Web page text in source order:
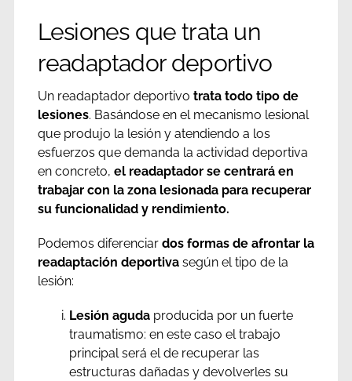
Lesiones que trata un
readaptador deportivo
Un readaptador deportivo trata todo tipo de
lesiones. Basándose en el mecanismo lesional
que produjo la lesión y atendiendo a los
esfuerzos que demanda la actividad deportiva
en concreto, el readaptador se centrará en
trabajar con la zona lesionada para recuperar
su funcionalidad y rendimiento.
Podemos diferenciar dos formas de afrontar la
readaptación deportivasegún el tipo de la
lesión:
Lesión agudaproducida por un fuerte
traumatismo: en este caso el trabajo
principal será el de recuperar las
estructuras dañadas y devolverles su